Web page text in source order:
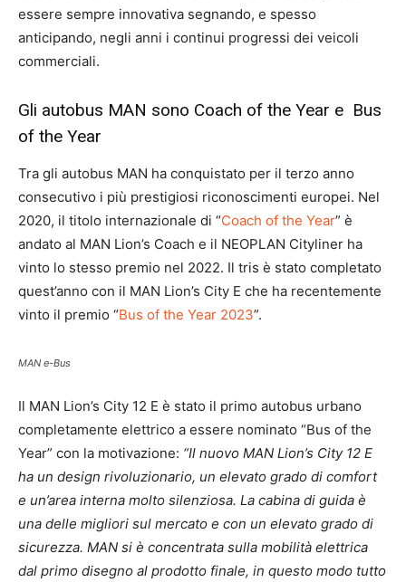
essere sempre innovativa segnando, e spesso
anticipando, negli anni i continui progressi dei veicoli
commerciali.
Gli autobus MAN sono Coach of the Year e Bus
of the Year
Tra gli autobus MAN ha conquistato per il terzo anno
consecutivo i più prestigiosi riconoscimenti europei. Nel
2020, il titolo internazionale di “Coach of the Year” è
andato al MAN Lion’s Coach e il NEOPLAN Cityliner ha
vinto lo stesso premio nel 2022. Il tris è stato completato
quest’anno con il MAN Lion’s City E che ha recentemente
vinto il premio “Bus of the Year 2023”.
MAN e-Bus
Il MAN Lion’s City 12 E è stato il primo autobus urbano
completamente elettrico a essere nominato “Bus of the
Year” con la motivazione: “Il nuovo MAN Lion’s City 12 E
ha un design rivoluzionario, un elevato grado di comfort
e un’area interna molto silenziosa. La cabina di guida è
una delle migliori sul mercato e con un elevato grado di
sicurezza. MAN si è concentrata sulla mobilità elettrica
dal primo disegno al prodotto finale, in questo modo tutto